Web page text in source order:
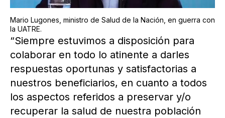
Mario Lugones, ministro de Salud de la Nación, en guerra con
la UATRE.
“Siempre estuvimos a disposición para
colaborar en todo lo atinente a darles
respuestas oportunas y satisfactorias a
nuestros beneficiarios, en cuanto a todos
los aspectos referidos a preservar y/o
recuperar la salud de nuestra población